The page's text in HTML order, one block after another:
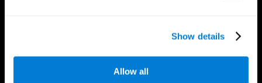
Show details
Allow all
Juegos Mentales